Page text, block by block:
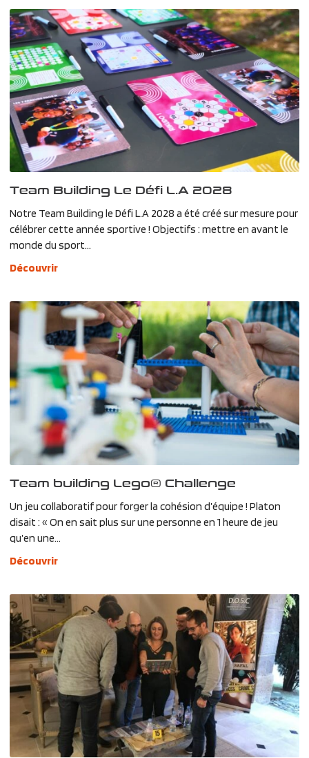
Team Building Le Défi L.A 2028
Notre Team Building le Défi L.A 2028 a été créé sur mesure pour
célébrer cette année sportive ! Objectifs : mettre en avant le
monde du sport...
Découvrir
Team building Lego® Challenge
Un jeu collaboratif pour forger la cohésion d’équipe ! Platon
disait : « On en sait plus sur une personne en 1 heure de jeu
qu’en une...
Découvrir